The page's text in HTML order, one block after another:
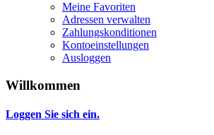
Meine Favoriten
Adressen verwalten
Zahlungskonditionen
Kontoeinstellungen
Ausloggen
Willkommen
Loggen Sie sich ein.